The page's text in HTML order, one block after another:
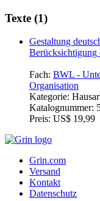
Texte (1)
Gestaltung
Berücksichtigung
Fach: BWL -
Organisation
Kategorie:
Katalognummer:
Preis: US$ 19,99
Grin.com
Versand
Kontakt
Datenschutz